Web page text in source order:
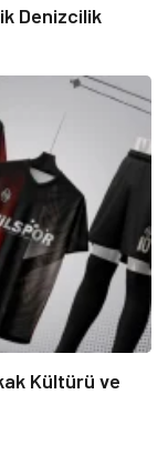
Denizcilik
Kültürü ve